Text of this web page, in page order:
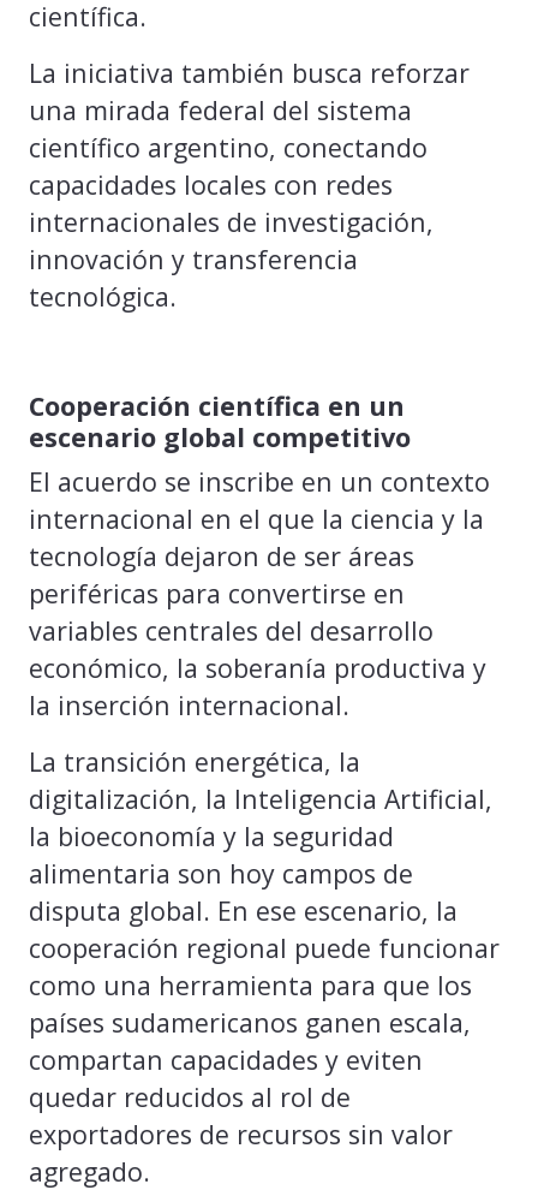
científica.
La iniciativa también busca reforzar
una mirada federal del sistema
científico argentino, conectando
capacidades locales con redes
internacionales de investigación,
innovación y transferencia
tecnológica.
Cooperación científica en un
escenario global competitivo
El acuerdo se inscribe en un contexto
internacional en el que la ciencia y la
tecnología dejaron de ser áreas
periféricas para convertirse en
variables centrales del desarrollo
económico, la soberanía productiva y
la inserción internacional.
La transición energética, la
digitalización, la Inteligencia Artificial,
la bioeconomía y la seguridad
alimentaria son hoy campos de
disputa global. En ese escenario, la
cooperación regional puede funcionar
como una herramienta para que los
países sudamericanos ganen escala,
compartan capacidades y eviten
quedar reducidos al rol de
exportadores de recursos sin valor
agregado.